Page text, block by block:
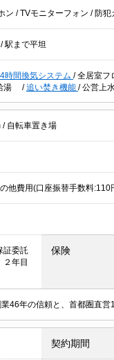
ン /TVモニターフォン / 防犯
/駅まで平坦
時間換気システム /全居室フ
湯 /追い焚き機能 /公営上
/ 自転車置き場
他費用(口座振替手数料:110
証委託
年目
保険
46年の信頼と、首都圏直
契約期間